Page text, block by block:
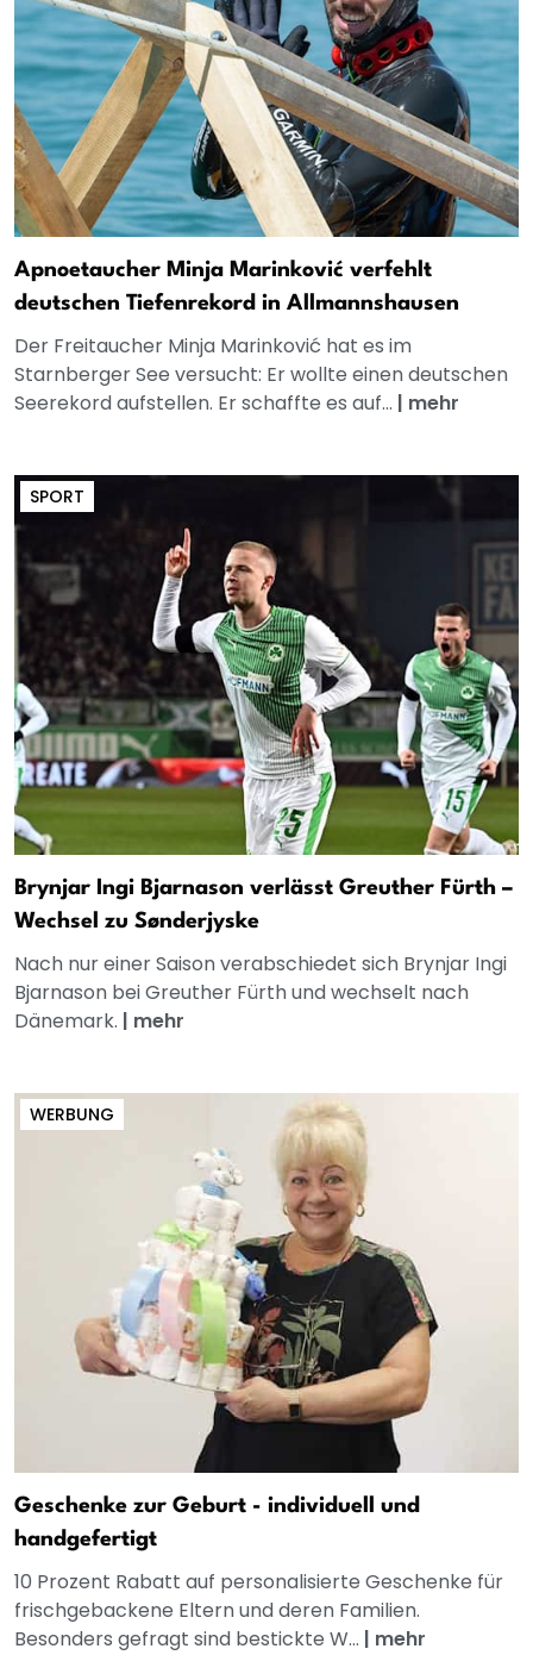
Apnoetaucher Minja Marinković verfehlt
deutschen Tiefenrekord in Allmannshausen
Der Freitaucher Minja Marinković hat es im
Starnberger See versucht: Er wollte einen deutschen
Seerekord aufstellen. Er schaffte es auf... | mehr
SPORT
Brynjar Ingi Bjarnason verlässt Greuther Fürth –
Wechsel zu Sønderjyske
Nach nur einer Saison verabschiedet sich Brynjar Ingi
Bjarnason bei Greuther Fürth und wechselt nach
Dänemark. | mehr
WERBUNG
Geschenke zur Geburt - individuell und
handgefertigt
10 Prozent Rabatt auf personalisierte Geschenke für
frischgebackene Eltern und deren Familien.
Besonders gefragt sind bestickte W... | mehr